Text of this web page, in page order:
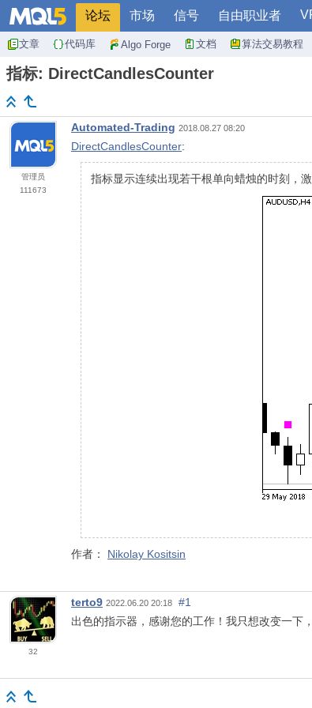
论坛 市场 信号 自由职业者
文章 代码库 Algo Forge 文档 算法交易教程
指标: DirectCandlesCounter
管理员
111673
Automated-Trading 2018.08.27 08:20
DirectCandlesCounter:
指标显示连续出现若干根单向蜡烛的时刻，
作者： Nikolay Kositsin
32
terto9 2022.06.20 20:18
#1
出色的指示器，感谢您的工作！我只想改变一下